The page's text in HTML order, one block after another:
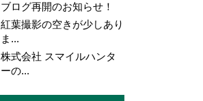
ブログ再開のお知らせ！
紅葉撮影の空きが少しあり
ま...
株式会社 スマイルハンタ
ーの...